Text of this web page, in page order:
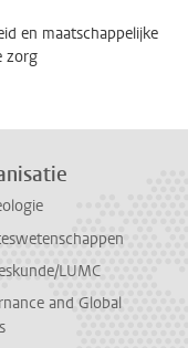
en maatschappelijke
zorg
LUMC
and Global